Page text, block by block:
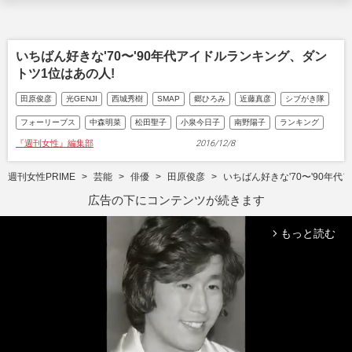
いちばん好きな'70〜'90年代アイドルランキング、ダン
トツ1位はあの人!
田原俊彦 光GENJI 西城秀樹 SMAP 郷ひろみ 近藤真彦 シブがき隊
フォーリーブス 中森明菜 松田聖子 小泉今日子 南野陽子 ランキング
『週刊女性』編集部 2016/12/8
週刊女性PRIME 芸能 俳優 田原俊彦 いちばん好きな'70〜'90年代
広告の下にコンテンツが続きます
arrow_forward_ios もっと読む